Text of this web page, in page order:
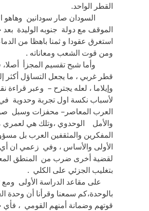
القطر الواحد.
السودان صار سودانين وهاهو
الموقف مع دولة جنوبه الوليدة
استغرق عقودا و ثمنا باهظا من
ومن قوت الشعب ومعاناته .
وأما شبح تقسيم المجزأ أصلا،
قطر غربي ، ما يجعل التساؤل أكثر
وإيلاما ، لعله يجترح – وعبر قراءة
لأسباب نكسة اول تجربة وحدوية في
العرب المعاصر– محفزات وسبل
والأمل الوحدوي ،وتلك هي لعمري
المفكرين والمثقفين العرب بل
الأولى والأساس ، وفي زعمي ان أي
لقضية أخرى ضرب من المنطق
بتغليب الجزئي على الكلي .
على مقاعد الدراسة الأولى ومع
بالوحدة،كم سمعنا وقرأنا أن وحدة
قوتهم وضمانة أمنهم القومي ، فأي